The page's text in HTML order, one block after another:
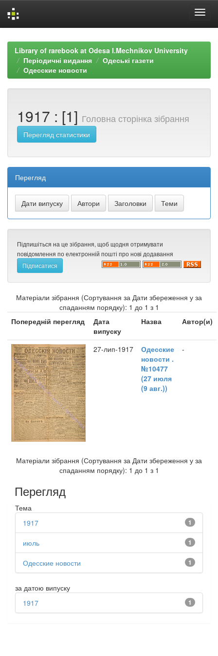
navigationLibrary of rarebook at Odesa I.Mechnikov University
Періодичні видання
Одеські газети
Одесские новости
1917 : [1] Головна сторінка зібрання
Перегляд статистики
Перегляд
Підпишіться на це зібрання, щоб щодня отримувати
повідомлення по електронній пошті про нові додавання
Матеріали зібрання (Сортування за Дати збереження у за
спаданням порядку): 1 до 1 з 1
Попередній перегляд
Дата
випуску
Назва Автор(и)
27-лип-1917
Одесские
новости .
№10477
(27 июля
(9 авг.))
-
Матеріали зібрання (Сортування за Дати збереження у за
спаданням порядку): 1 до 1 з 1
Перегляд
Тема
1
1917
1
июль
1
Одесские новости
за датою випуску
1
1917